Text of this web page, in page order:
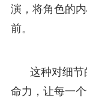
演，将角色的
前。
这种对细节
命力，让每一